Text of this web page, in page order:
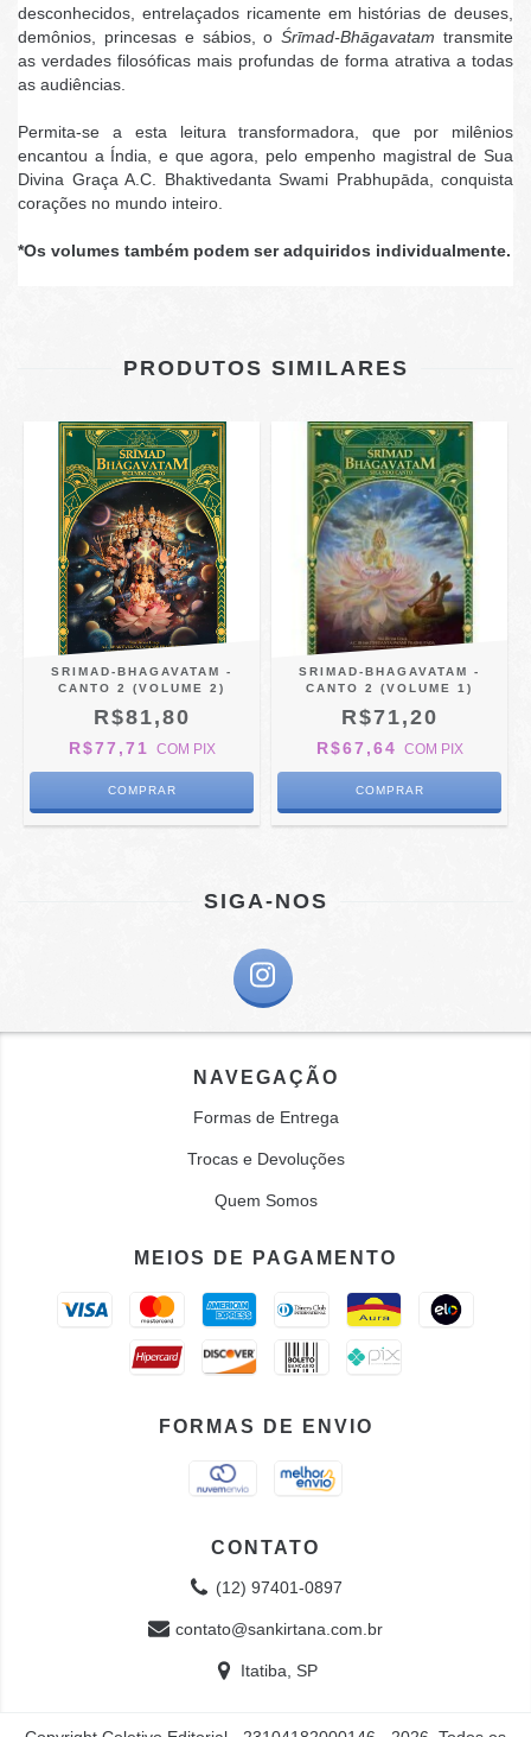
desconhecidos, entrelaçados ricamente em histórias de deuses,
demônios, princesas e sábios, oŚrīmad-Bhāgavatam transmite
as verdades filosóficas mais profundas de forma atrativa a todas
as audiências.
Permita-se a esta leitura transformadora, que por milênios
encantou a Índia, e que agora, pelo empenho magistral de Sua
Divina Graça A.C. Bhaktivedanta Swami Prabhupāda, conquista
corações no mundo inteiro.
*Os volumes também podem ser adquiridos individualmente.
PRODUTOS SIMILARES
SRIMAD-BHAGAVATAM -
CANTO 2 (VOLUME 2)
R$81,80
R$77,71 COM PIX
SRIMAD-BHAGAVATAM -
CANTO 2 (VOLUME 1)
R$71,20
R$67,64 COM PIX
SIGA-NOS
NAVEGAÇÃO
Formas de Entrega
Trocas e Devoluções
Quem Somos
MEIOS DE PAGAMENTO
FORMAS DE ENVIO
CONTATO
(12) 97401-0897
contato@sankirtana.com.br
Itatiba, SP